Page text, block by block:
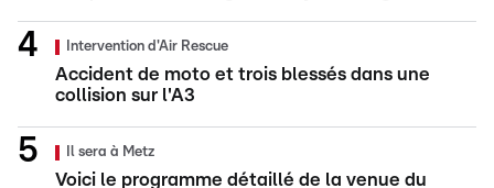
Intervention d'Air Rescue
Accident de moto et trois blessés dans une
collision sur l'A3
Il sera à Metz
Voici le programme détaillé de la venue du